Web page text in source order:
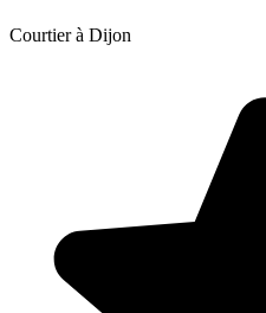
Courtier à Dijon